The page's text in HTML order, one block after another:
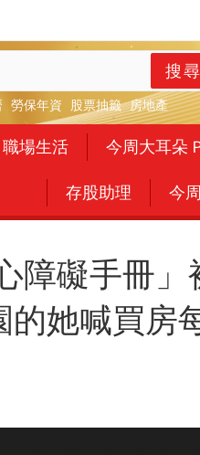
搜尋
勞保年資 股票抽籤 房地產
職場生活 今周大耳朵
存股助理 今
障礙手冊
她喊買房